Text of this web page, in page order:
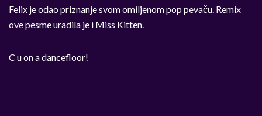
Felix je odao priznanje svom omiljenom pop pevaču. Remix
ove pesme uradila je i Miss Kitten.
C u on a dancefloor!